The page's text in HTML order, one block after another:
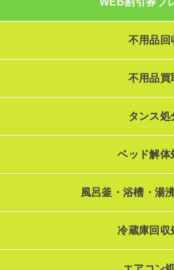
不用品回
不用品買
タンス処
ベッド解体
風呂釜・浴槽・湯
冷蔵庫回収